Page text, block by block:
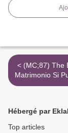
< (MC;87) The Big Sick - Il
Matrimonio Si
L'Amore
Hébergé par
Top articles